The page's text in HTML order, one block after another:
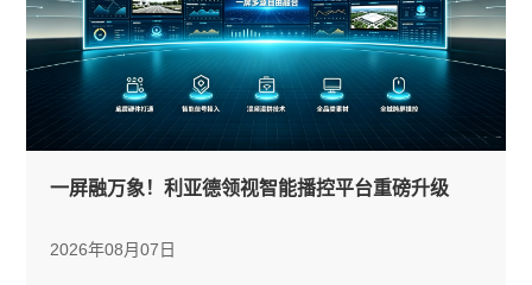
一屏融万象！利亚德领视智能播控平台重磅升级
2026年08月07日